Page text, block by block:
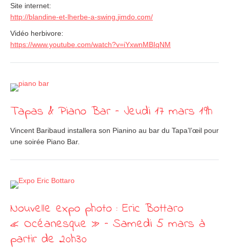
Site internet:
http://blandine-et-lherbe-a-swing. jimdo.com/
Vidéo herbivore:
https://www.youtube.com/watch?v=iYxwnMBIqNM
Tapas & Piano Bar – Jeudi 17 mars 19h
Vincent Baribaud installera son Pianino au bar du Tapa’l’œil pour
une soirée Piano Bar.
Nouvelle expo photo : Eric Bottaro
« Océanesque » – Samedi 5 mars à
partir de 20h30